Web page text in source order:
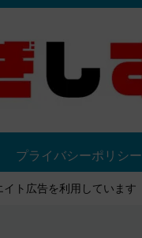
プライバシーポリシー
イト広告を利用しています